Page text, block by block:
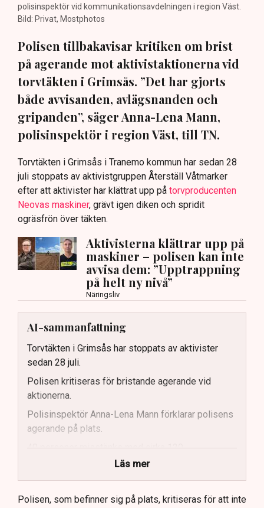
polisinspektör vid kommunikationsavdelningen i region Väst.
Bild: Privat, Mostphotos
Polisen tillbakavisar kritiken om brist
på agerande mot aktivistaktionerna vid
torvtäkten i Grimsås. ”Det har gjorts
både avvisanden, avlägsnanden och
gripanden”, säger Anna-Lena Mann,
polisinspektör i region Väst, till TN.
Torvtäkten i Grimsås i Tranemo kommun har sedan 28
juli stoppats av aktivistgruppen Återställ Våtmarker
efter att aktivister har klättrat upp på torvproducenten
Neovas maskiner, grävt igen diken och spridit
ogräsfrön över täkten.
Aktivisterna klättrar upp på
maskiner – polisen kan inte
avvisa dem: ”Upptrappning
på helt ny nivå”
Näringsliv
AI-sammanfattning
Torvtäkten i Grimsås har stoppats av aktivister
sedan 28 juli.
Polisen kritiseras för bristande agerande vid
aktionerna.
Polisinspektör Anna-Lena Mann förklarar polisens
agerande på plats.
40 personer misstänks med cirka 120
brottsmisstankar kopplade.
Polisen använder drönare och uniformerad polis
för att dokumentera bevis.
Läs mer
Polisen, som befinner sig på plats, kritiseras för att inte